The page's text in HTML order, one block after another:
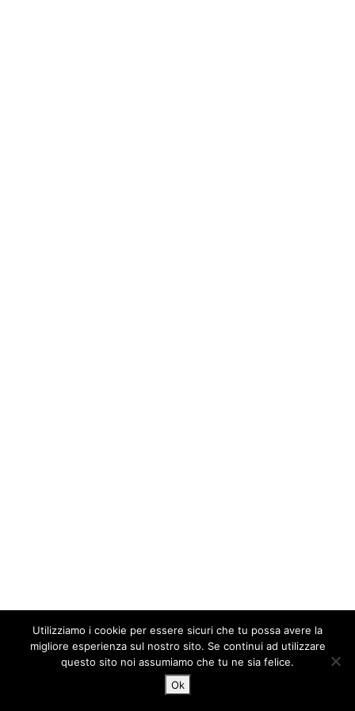
Utilizziamo i cookie per essere sicuri che tu possa avere la
migliore esperienza sul nostro sito. Se continui ad utilizzare
questo sito noi assumiamo che tu ne sia felice.
Ok